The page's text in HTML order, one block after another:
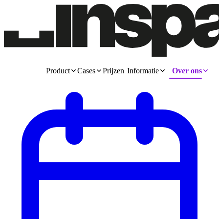
Product Cases Prijzen Informatie Over ons